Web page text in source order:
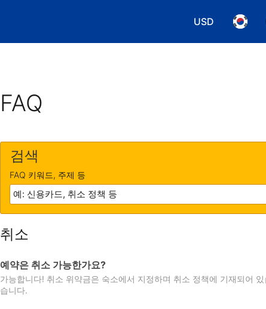
USD
통화 선택. 현
언어
FAQ
검색
FAQ 키워드, 주제 등
취소
예약은 취소 가능한가요?
가능합니다! 취소 위약금은 숙소에서 지정하며 취소 정책에 기재되어
습니다.